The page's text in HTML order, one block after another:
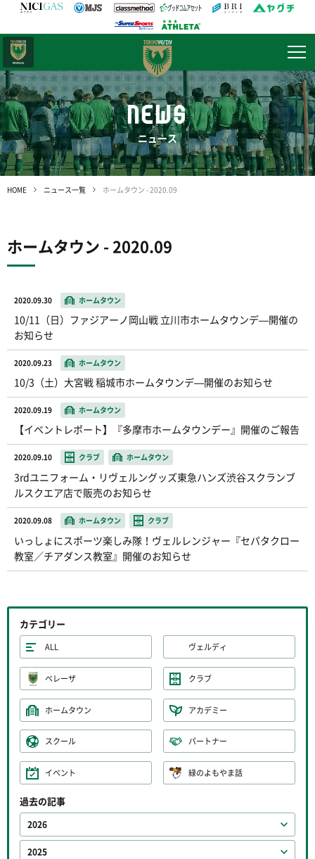
NEWS
ニュース
HOME ニュース一覧 ホームタウン - 2020.09
ホームタウン - 2020.09
2020.09.30 ホームタウン
10/11（日）ファジアーノ岡山戦 立川市ホームタウンデ―開催の
お知らせ
2020.09.23 ホームタウン
10/3（土）大宮戦 稲城市ホームタウンデ―開催のお知らせ
2020.09.19 ホームタウン
【イベントレポート】『多摩市ホームタウンデー』開催のご報告
2020.09.10 クラブ ホームタウン
3rdユニフォーム・リヴェルングッズ東急ハンズ渋谷スクランブ
ルスクエア店で販売のお知らせ
2020.09.08 ホームタウン クラブ
いっしょにスポーツ楽しみ隊！ヴェルレンジャー『セパタクロー
教室／チアダンス教室』開催のお知らせ
カテゴリー
ALL ヴェルディ
ベレーザ クラブ
ホームタウン アカデミー
スクール パートナー
イベント 緑のよもやま話
過去の記事
2026
2025